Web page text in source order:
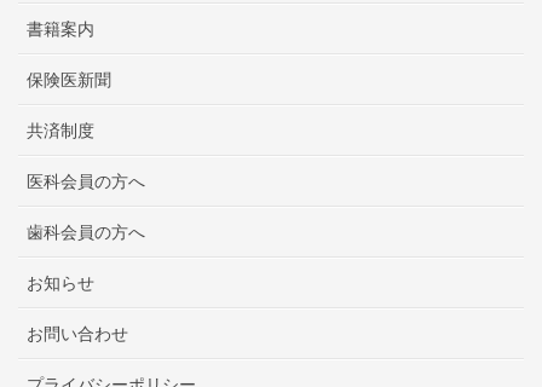
書籍案内
保険医新聞
共済制度
医科会員の方へ
歯科会員の方へ
お知らせ
お問い合わせ